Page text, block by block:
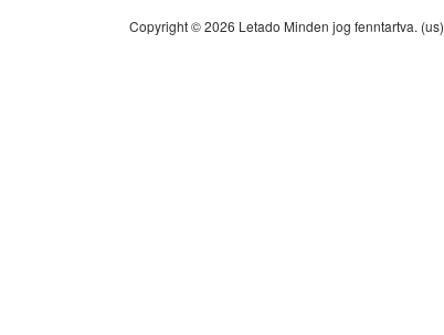
Copyright © 2026 Letado Minden jog fenntartva. (us)